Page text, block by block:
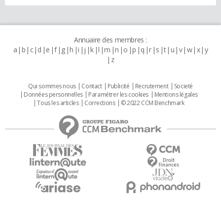
Annuaire des membres :
a b c d e f g h i j k l m n o p q r s t u v w x y
z
Qui sommes nous Contact Publicité Recrutement
Societé
Données personnelles
Paramétrer les cookies
Mentions légales
Tous les articles
Corrections © 2022 CCM Benchmark